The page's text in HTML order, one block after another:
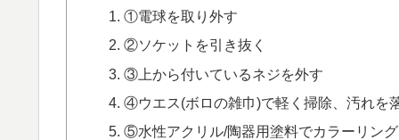
①電球を取り外す
②ソケットを引き抜く
③上から付いているネジを外す
④ウエス(ボロの雑巾)で軽く掃除、汚れを
⑤水性アクリル/陶器用塗料でカラーリング